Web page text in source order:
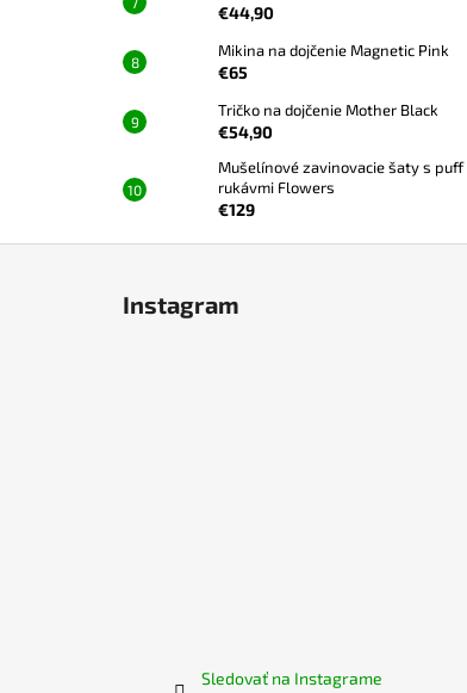
€44,90
Mikina na dojčenie Magnetic Pink
€65
Tričko na dojčenie Mother Black
€54,90
Mušelínové zavinovacie šaty s puff
rukávmi Flowers
€129
Instagram
Sledovať na Instagrame